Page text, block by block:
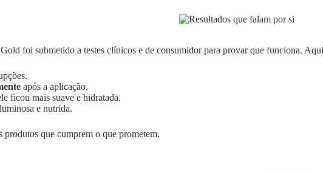
foi submetido a testes clínicos e de consumidor para provar que funciona.
após a aplicação.
ficou mais suave e hidratada.
e nutrida.
produtos que cumprem o que prometem.